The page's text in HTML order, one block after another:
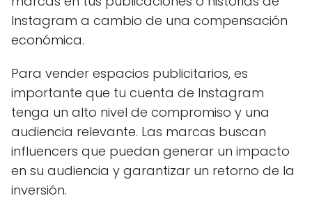
Instagram a cambio de una compensación
económica.
Para vender espacios publicitarios, es
importante que tu cuenta de Instagram
tenga un alto nivel de compromiso y una
audiencia relevante. Las marcas buscan
influencers que puedan generar un impacto
en su audiencia y garantizar un retorno de la
inversión.